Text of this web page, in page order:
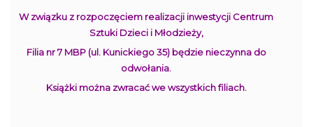
W związku z rozpoczęciem realizacji inwestycji Centrum
Sztuki Dzieci i Młodzieży,
Filia nr 7 MBP (ul. Kunickiego 35) będzie nieczynna do
odwołania.
Książki można zwracać we wszystkich filiach.